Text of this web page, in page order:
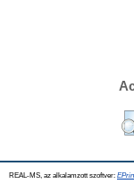
REAL-MS, az alkalamzott szoftver: